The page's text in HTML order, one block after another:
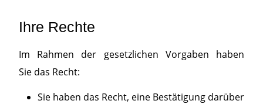
Ihre Rechte
Im Rahmen der gesetzlichen Vorgaben haben
Sie das Recht:
Sie haben das Recht, eine Bestätigung darüber